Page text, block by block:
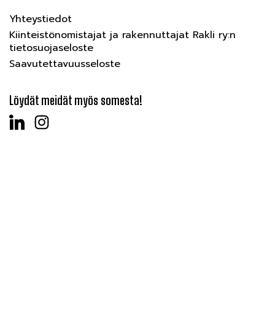
Yhteystiedot
Kiinteistönomistajat ja rakennuttajat Rakli ry:n
tietosuojaseloste
Saavutettavuusseloste
Löydät meidät myös somesta!